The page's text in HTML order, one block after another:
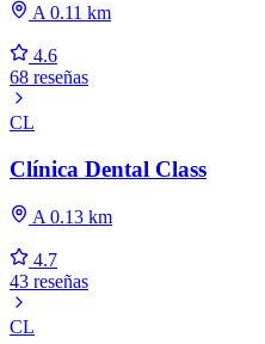
A 0.11 km
4.6
68 reseñas
CL
Clínica Dental Class
A 0.13 km
4.7
43 reseñas
CL